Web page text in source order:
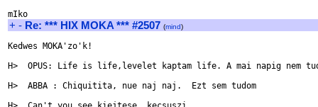
+ - Re: *** HIX MOKA *** #2507 (mind)
Kedwes MOKA'zo'k!
H>  OPUS: Life is life,levelet kaptam life. A mai napig nem
H>  ABBA : Chiquitita, nue naj naj.  Ezt sem tudom